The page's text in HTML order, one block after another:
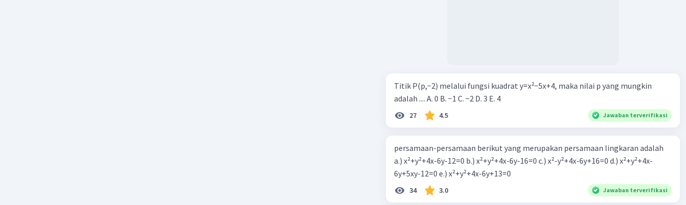
Titik P(p,−2) melalui fungsi kuadrat y=x²−5x+4, maka nilai p yang mungkin
adalah .... A. 0 B. −1 C. −2 D. 3 E. 4
27 4.5 Jawaban terverifikasi
persamaan-persamaan berikut yang merupakan persamaan lingkaran adalah
a.) x²+y²+4x-6y-12=0 b.) x²+y²+4x-6y-16=0 c.) x²-y²+4x-6y+16=0 d.) x²+y²+4x-
6y+5xy-12=0 e.) x²+y²+4x-6y+13=0
34 3.0 Jawaban terverifikasi